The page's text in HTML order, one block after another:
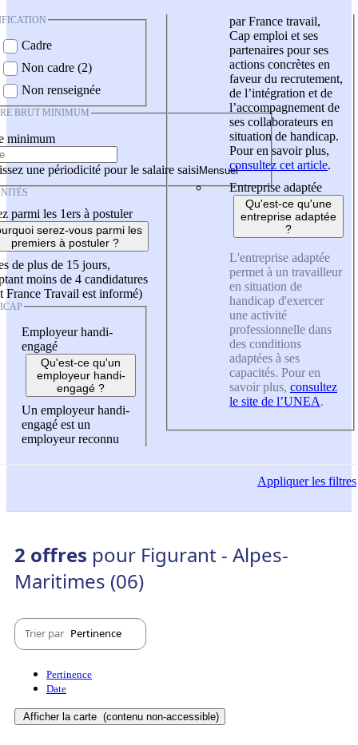
Cadre
Non cadre (2)
Non renseignée
BRUT MINIMUM
minimum
une périodicité pour le salaire saisi
parmi les 1ers à postuler
serez-vous parmi les
premiers à postuler ?
de plus de 15 jours,
moins de 4 candidatures
France Travail est informé)
Employeur handi-
engagé
Qu'est-ce qu'un
employeur handi-
engagé ?
Un employeur handi-
engagé est un
employeur reconnu
par France travail,
Cap emploi et ses
partenaires pour ses
actions concrètes en
faveur du recrutement,
de l’intégration et de
l’accompagnement de
ses collaborateurs en
situation de handicap.
Pour en savoir plus,
consultez cet article.
Entreprise adaptée
Qu'est-ce qu'une
entreprise adaptée
?
L'entreprise adaptée
permet à un travailleur
en situation de
handicap d'exercer
une activité
professionnelle dans
des conditions
adaptées à ses
capacités. Pour en
savoir plus, consultez
le site de l’UNEA.
Appliquerles filtres
2 offres pour Figurant - Alpes-
Maritimes (06)
Trier par Pertinence
Pertinence
Date
Afficher la carte (contenu non-accessible)